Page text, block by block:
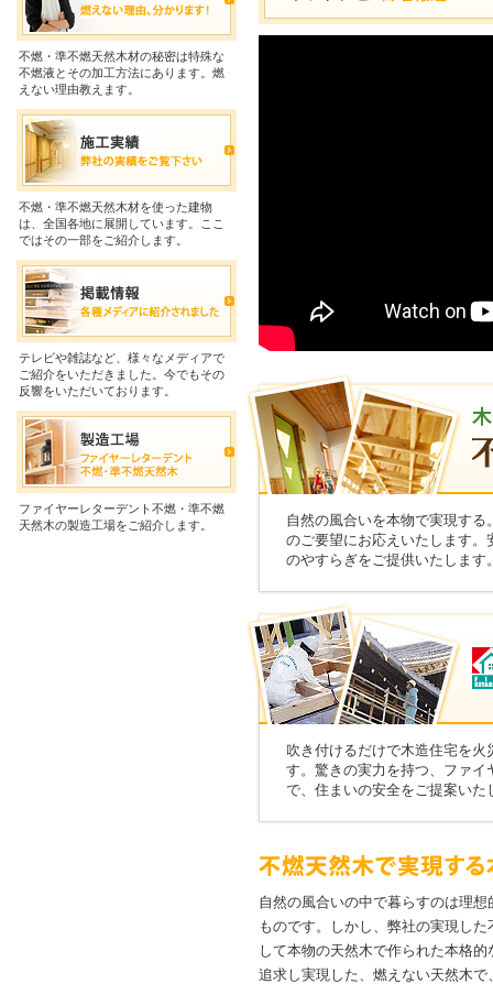
自然の風合いを本物で実現す
のご要望にお応えいたします。
のやすらぎをご提供いたします
吹き付けるだけで木造住宅を
す。驚きの実力を持つ、ファイ
で、住まいの安全をご提案いた
自然の風合いの中で暮らすのは理
ものです。しかし、弊社の実現し
して本物の天然木で作られた本格
追求し実現した、燃えない天然木
不燃・準不燃天然木材の秘密は特殊な
不燃液とその加工方法にあります。燃
えない理由教えます。
不燃・準不燃天然木材を使った建物
は、全国各地に展開しています。ここ
ではその一部をご紹介します。
テレビや雑誌など、様々なメディアで
ご紹介をいただきました。今でもその
反響をいただいております。
ファイヤーレターデント不燃・準不燃
天然木の製造工場をご紹介します。